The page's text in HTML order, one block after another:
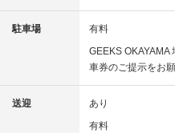
駐車場
有料
GEEKS
車券のご提示をお
送迎
あり
有料